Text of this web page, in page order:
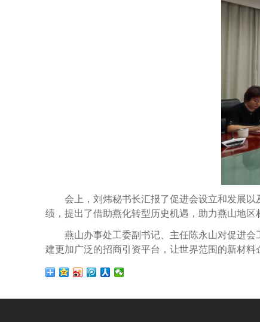
会上，刘炜秘书长汇报了促进会设立和发展以
绩，提出了借助燕化转型历史机遇，助力燕山地区
燕山办事处工委副书记、主任陈永山对促进会
建更加广泛的招商引资平台，让世界范围的新材